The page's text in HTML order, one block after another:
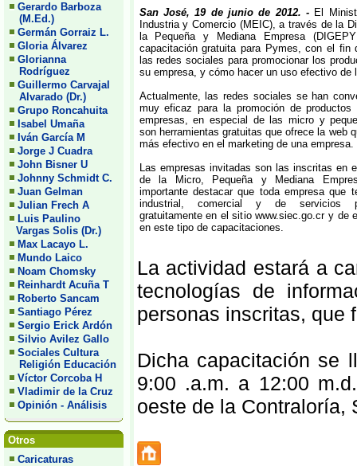
Gerardo Barboza
(M.Ed.)
Germán Gorraiz L.
Gloria Álvarez
Glorianna
Rodríguez
Guillermo Carvajal
Alvarado (Dr.)
Grupo Roncahuita
Isabel Umaña
Iván García M
Jorge J Cuadra
John Bisner U
Johnny Schmidt C.
Juan Gelman
Julian Frech A
Luis Paulino
Vargas Solis (Dr.)
Max Lacayo L.
Mundo Laico
Noam Chomsky
Reinhardt Acuña T
Roberto Sancam
Santiago Pérez
Sergio Erick Ardón
Silvio Avilez Gallo
Sociales Cultura
Religión Educación
Víctor Corcoba H
Vladimir de la Cruz
Opinión - Análisis
Otros
Caricaturas
San José, 19 de junio de 2012. - El
Industria y Comercio (MEIC), a través de la
la Pequeña y Mediana Empresa
capacitación gratuita para Pymes, con el fin
las redes sociales para promocionar los
su empresa, y cómo hacer un uso efectivo de
Actualmente, las redes sociales se han
muy eficaz para la promoción de
empresas, en especial de las micro y
son herramientas gratuitas que ofrece la web
más efectivo en el marketing de una empresa.
Las empresas invitadas son las inscritas en
de la Micro, Pequeña y Mediana
importante destacar que toda empresa que
industrial, comercial y de servicios
gratuitamente en el sitio www.siec.go.cr y de
en este tipo de capacitaciones.
La actividad estará a
tecnologías de
personas inscritas, que
Dicha capacitación se
9:00 .a.m. a 12:00
oeste de la Contraloría,